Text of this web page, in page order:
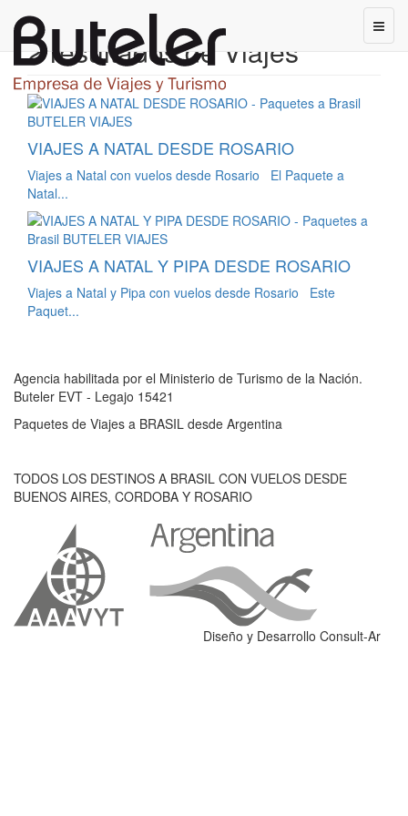
2 resultados de Viajes
VIAJES A NATAL DESDE ROSARIO
Viajes a Natal con vuelos desde Rosario El Paquete a
Natal...
VIAJES A NATAL Y PIPA DESDE ROSARIO
Viajes a Natal y Pipa con vuelos desde Rosario Este
Paquet...
Agencia habilitada por el Ministerio de Turismo de la Nación.
Buteler EVT - Legajo 15421
Paquetes de Viajes a BRASIL desde Argentina
TODOS LOS DESTINOS A BRASIL CON VUELOS DESDE
BUENOS AIRES, CORDOBA Y ROSARIO
Diseño y Desarrollo Consult-Ar